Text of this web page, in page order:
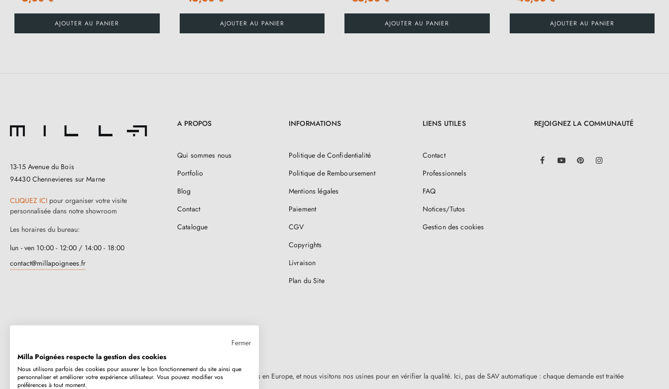
AJOUTER AU PANIER AJOUTER AU PANIER AJOUTER AU PANIER AJOUTER AU PANIER
13-15 Avenue du Bois
94430 Chennevieres sur Marne
CLIQUEZ ICI pour organiser votre visite
personnalisée dans notre showroom
Les horaires du bureau:
lun - ven 10:00 - 12:00 / 14:00 - 18:00
contact@millapoignees.fr
A PROPOS
Qui sommes nous
Portfolio
Blog
Contact
Catalogue
INFORMATIONS
Politique de Confidentialité
Politique de Remboursement
Mentions légales
Paiement
CGV
Copyrights
Livraison
Plan du Site
LIENS UTILES
Contact
Professionnels
FAQ
Notices/Tutos
Gestion des cookies
REJOIGNEZ LA COMMUNAUTÉ
FacebookYouTube Pinterest
Millapoignées, c’est une entreprise familiale française. Nos poignées sont fabriquées en Europe, et nous visitons nos usines pour en vérifier la qualité. Ici, pas de SAV automatique : chaque demande est traitée
humainement, au cas par cas.
Fermer
Milla Poignées respecte la gestion des cookies
Nous utilisons parfois des cookies pour assurer le bon fonctionnement du site ainsi que
personnaliser et améliorer votre expérience utilisateur. Vous pouvez modifier vos
préférences à tout moment.